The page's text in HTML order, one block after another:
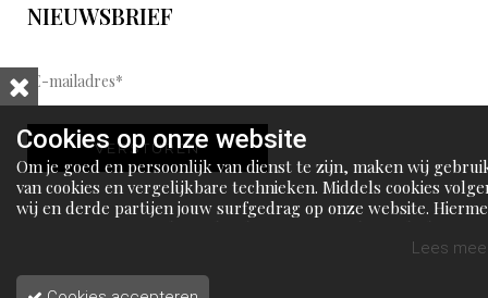
NIEUWSBRIEF
E
-
m
a
i
l
d
VERSTUREN
Cookies op onze website
Om je goed en persoonlijk van dienst te zijn, maken wij
van cookies en vergelijkbare technieken. Middels cookies
wij en derde partijen jouw surfgedrag op onze website.
Lees